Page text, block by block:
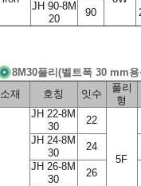
JH 90-8M
20
90
8M30풀리(벨트폭 30 mm용
소재
호칭 잇수
풀리
형
JH 22-8M
30
22
5F
JH 24-8M
30
24
JH 26-8M
30
26